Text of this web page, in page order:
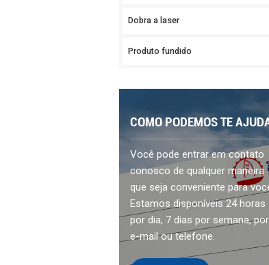
Dobra a laser
Produto fundido
COMO PODEMOS TE
Você pode entrar em contato
conosco de qualquer maneira
que seja conveniente para
Estamos disponíveis 24 horas
por dia, 7 dias por semana, por
e-mail ou telefone.